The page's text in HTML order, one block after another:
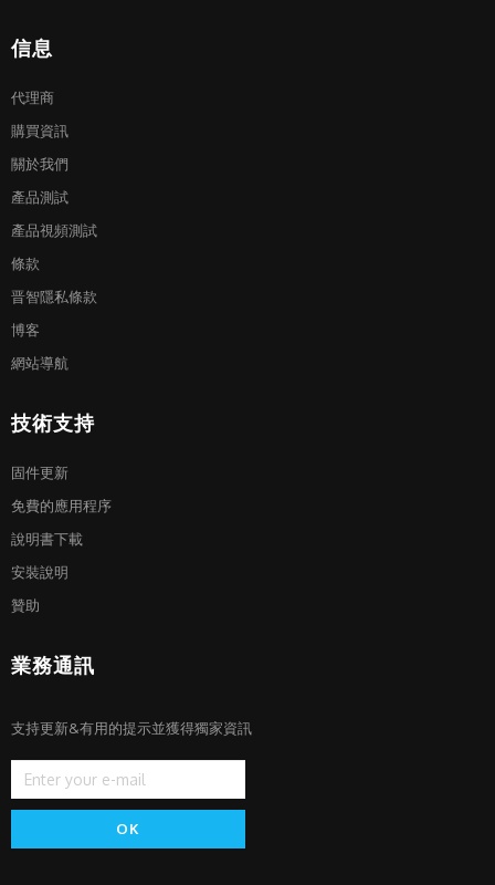
信息
代理商
購買資訊
關於我們
產品測試
產品視頻測試
條款
晋智隱私條款
博客
網站導航
技術支持
固件更新
免費的應用程序
說明書下載
安裝說明
贊助
業務通訊
支持更新&有用的提示並獲得獨家資訊
OK